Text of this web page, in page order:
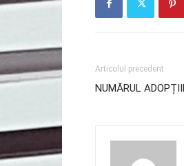
Articolul precedent
NUMĂRUL